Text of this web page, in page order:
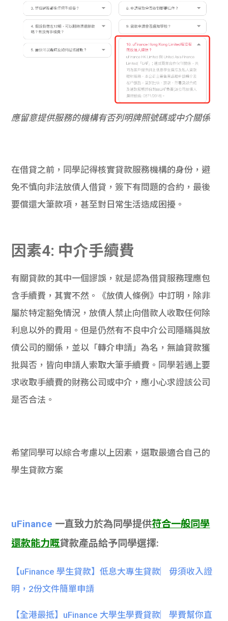
應留意提供服務的機構有否列明牌照號碼或中介關係
在借貸之前，同學記得核實貸款服務機構的身份，避
免不慎向非法放債人借貸，簽下有問題的合約，最後
要償還大筆款項，甚至對日常生活造成困擾。
因素4: 中介手續費
有關貸款的其中一個謬誤，就是認為借貸服務理應包
含手續費，其實不然。《放債人條例》中訂明，除非
屬於特定豁免情況，放債人禁止向借款人收取任何除
利息以外的費用。但是仍然有不良中介公司隱瞞與放
債公司的關係，並以「轉介申請」為名，無論貸款獲
批與否，皆向申請人索取大筆手續費。同學若遇上要
求收取手續費的財務公司或中介，應小心求證該公司
是否合法。
希望同學可以綜合考慮以上因素，選取最適合自己的
學生貸款方案
uFinance 一直致力於為同學提供符合一般同學
還款能力嘅貸款產品給予同學選擇:
【uFinance 學生貸款】低息大專生貸款︳毋須收入證
明，2份文件簡單申請
【全港最抵】uFinance 大學生學費貸款︳學費幫你直